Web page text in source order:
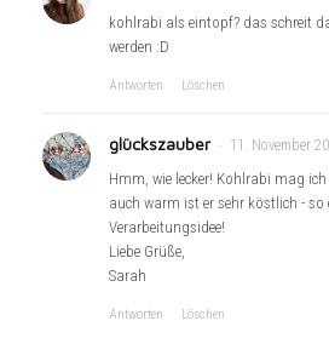
kohlrabi als eintopf? das schreit
werden :D
Antworten Löschen
glückszauber 11. November
Hmm, wie lecker! Kohlrabi mag
auch warm ist er sehr köstlich -
Verarbeitungsidee!
Liebe Grüße,
Sarah
Antworten Löschen